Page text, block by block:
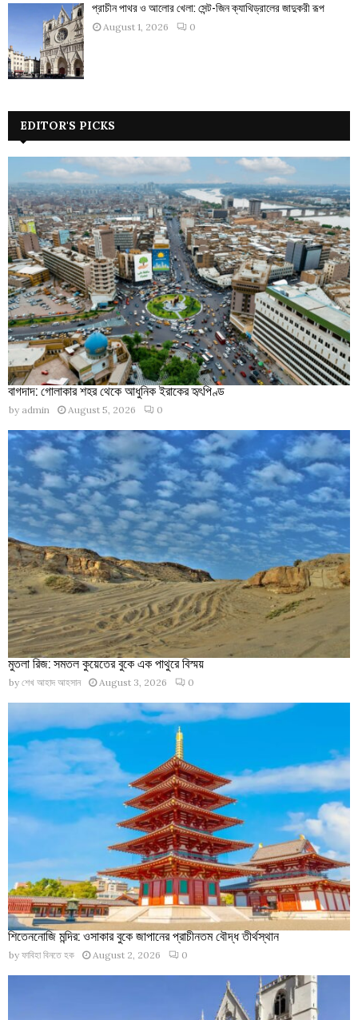
প্রাচীন পাথর ও আলোর খেলা: সেন্ট-জিন ক্যাথিড্রালের জাদুকরী রূপ
August 1, 2026 0
EDITOR'S PICKS
বাগদাদ: গোলাকার শহর থেকে আধুনিক ইরাকের হৃৎপিণ্ড
by admin August 5, 2026 0
মুতলা রিজ: সমতল কুয়েতের বুকে এক পাথুরে বিস্ময়
by শেখ আহাদ আহসান August 3, 2026 0
শিতেননোজি মন্দির: ওসাকার বুকে জাপানের প্রাচীনতম বৌদ্ধ তীর্থস্থান
by ফাবিহা বিনতে হক August 2, 2026 0